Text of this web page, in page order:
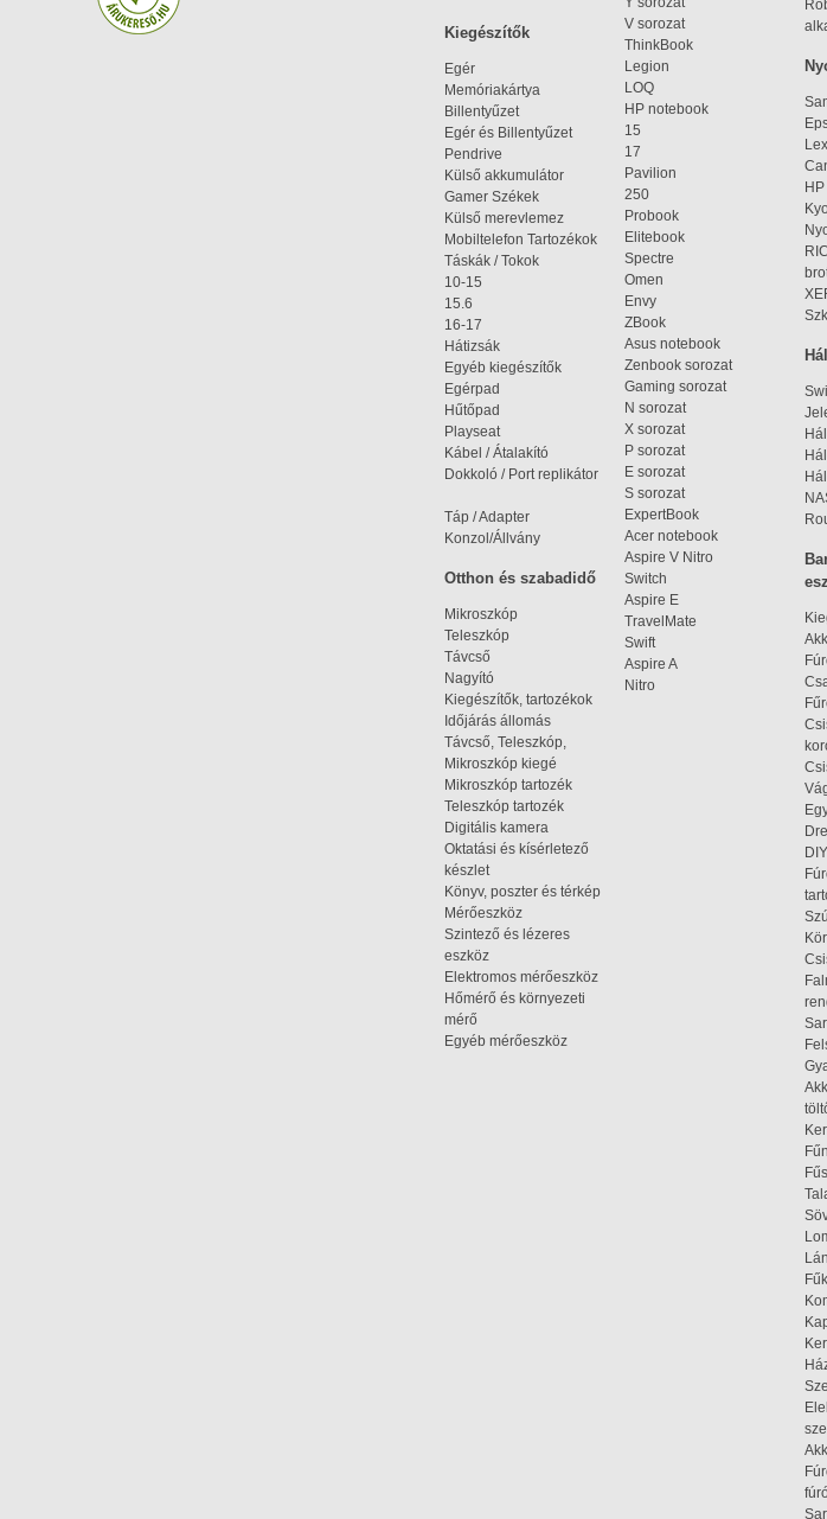
V sorozat
ThinkBook
Legion
LOQ
HP notebook
15
17
Pavilion
250
Probook
Elitebook
Spectre
Omen
Envy
ZBook
Asus notebook
Zenbook sorozat
Gaming sorozat
N sorozat
X sorozat
P sorozat
E sorozat
S sorozat
ExpertBook
Acer notebook
Aspire V Nitro
Switch
Aspire E
TravelMate
Swift
Aspire A
Nitro
Kiegészítők
Egér
Memóriakártya
Billentyűzet
Egér és Billentyűzet
Pendrive
Külső akkumulátor
Gamer Székek
Külső merevlemez
Mobiltelefon Tartozékok
Táskák / Tokok
10-15
15.6
16-17
Hátizsák
Egyéb kiegészítők
Egérpad
Hűtőpad
Playseat
Kábel / Átalakító
Dokkoló / Port replikátor
Táp / Adapter
Konzol/Állvány
Otthon és szabadidő
Mikroszkóp
Teleszkóp
Távcső
Nagyító
Kiegészítők, tartozékok
Időjárás állomás
Távcső, Teleszkóp,
Mikroszkóp kiegé
Mikroszkóp tartozék
Teleszkóp tartozék
Digitális kamera
Oktatási és kísérletező
készlet
Könyv, poszter és térkép
Mérőeszköz
Szintező és lézeres
eszköz
Elektromos mérőeszköz
Hőmérő és környezeti
mérő
Egyéb mérőeszköz